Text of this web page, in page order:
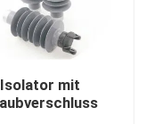
mit